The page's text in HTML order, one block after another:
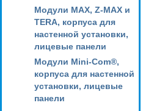
Модули MAX, Z-MAX и
TERA, корпуса для
настенной установки,
лицевые панели
Модули Mini-Com®,
корпуса для настенной
установки, лицевые
панели